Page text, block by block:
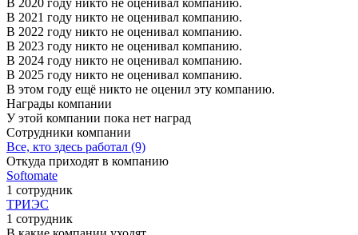
В 2021 году никто не оценивал компанию.
В 2022 году никто не оценивал компанию.
В 2023 году никто не оценивал компанию.
В 2024 году никто не оценивал компанию.
В 2025 году никто не оценивал компанию.
В этом году ещё никто не оценил эту компанию.
Награды компании
У этой компании пока нет наград
Сотрудники компании
Все, кто здесь работал (9)
Откуда приходят в компанию
Softomate
1 сотрудник
ТРИЭС
1 сотрудник